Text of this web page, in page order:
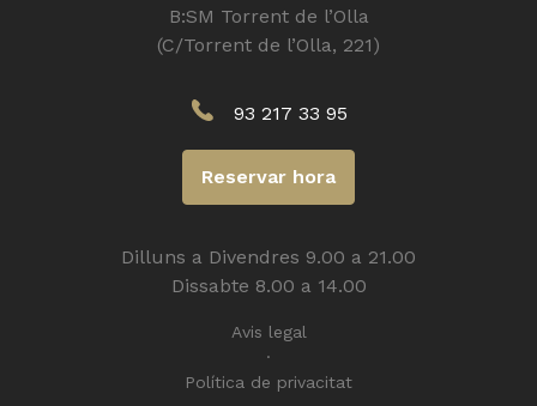
B:SM Torrent de l’Olla
(C/Torrent de l’Olla, 221)
93 217 33 95
Reservar hora
Dilluns a Divendres 9.00 a 21.00
Dissabte 8.00 a 14.00
Avis legal
Política de privacitat